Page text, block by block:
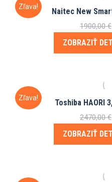
Zľava! Naitec New
1900,00€
ZOBRAZIŤ
Zľava! Toshiba HAORI
2470,00€
ZOBRAZIŤ